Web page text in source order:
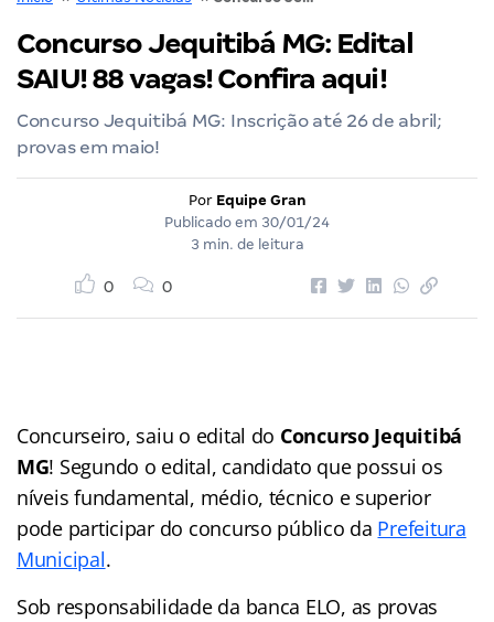
Concurso Jequitibá MG: Edital
SAIU! 88 vagas! Confira aqui!
Concurso Jequitibá MG: Inscrição até 26 de abril;
provas em maio!
Por Equipe Gran
Publicado em 30/01/24
3 min. de leitura
0 0
Concurseiro, saiu o edital do Concurso Jequitibá
MG! Segundo o edital, candidato que possui os
níveis fundamental, médio, técnico e superior
pode participar do concurso público da Prefeitura
Municipal.
Sob responsabilidade da banca ELO, as provas